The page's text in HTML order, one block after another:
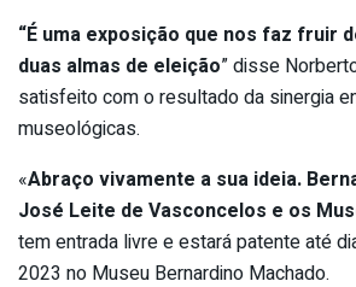
“É uma exposição que nos faz fruir
duas almas de eleição” disse
satisfeito com o resultado da sinergia
museológicas.
«Abraço vivamente a sua ideia.
José Leite de Vasconcelos e os
tem entrada livre e estará patente até
2023 no Museu Bernardino Machado.